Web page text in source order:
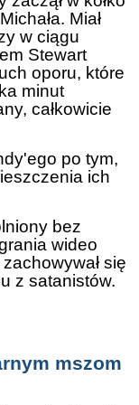
Miał
w ciągu
Stewart
oporu, które
minut
całkowicie
po tym,
ich
bez
wideo
się
z satanistów.
mszom